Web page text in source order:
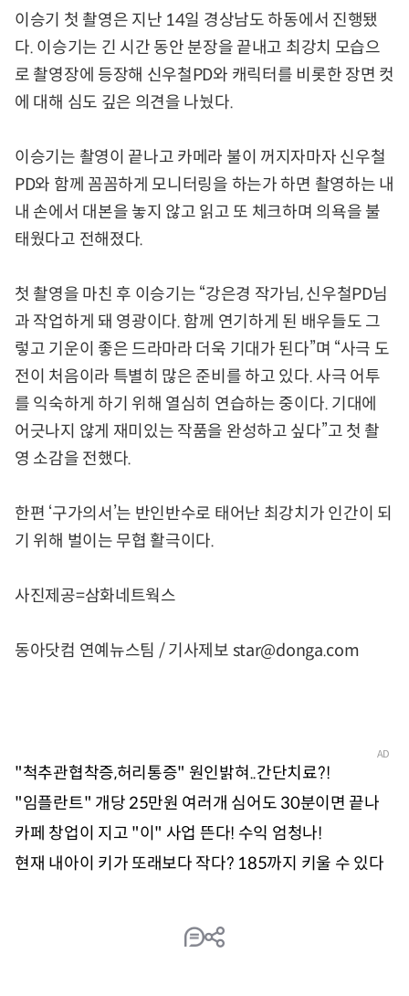
이승기 첫 촬영은 지난 14일 경상남도 하동에서 진행됐
다. 이승기는 긴 시간 동안 분장을 끝내고 최강치 모습으
로 촬영장에 등장해 신우철PD와 캐릭터를 비롯한 장면 컷
에 대해 심도 깊은 의견을 나눴다.
이승기는 촬영이 끝나고 카메라 불이 꺼지자마자 신우철
PD와 함께 꼼꼼하게 모니터링을 하는가 하면 촬영하는 내
내 손에서 대본을 놓지 않고 읽고 또 체크하며 의욕을 불
태웠다고 전해졌다.
첫 촬영을 마친 후 이승기는 “강은경 작가님, 신우철PD님
과 작업하게 돼 영광이다. 함께 연기하게 된 배우들도 그
렇고 기운이 좋은 드라마라 더욱 기대가 된다”며 “사극 도
전이 처음이라 특별히 많은 준비를 하고 있다. 사극 어투
를 익숙하게 하기 위해 열심히 연습하는 중이다. 기대에
어긋나지 않게 재미있는 작품을 완성하고 싶다”고 첫 촬
영 소감을 전했다.
한편 ‘구가의서’는 반인반수로 태어난 최강치가 인간이 되
기 위해 벌이는 무협 활극이다.
사진제공=삼화네트웍스
동아닷컴 연예뉴스팀 / 기사제보 star@donga.com